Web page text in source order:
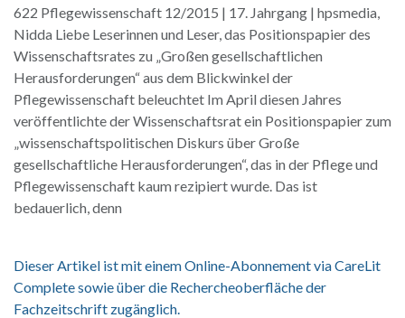
622 Pflegewissenschaft 12/2015 | 17. Jahrgang | hpsmedia,
Nidda Liebe Leserinnen und Leser, das Positionspapier des
Wissenschaftsrates zu „Großen gesellschaftlichen
Herausforderungen“ aus dem Blickwinkel der
Pflegewissenschaft beleuchtet Im April diesen Jahres
veröffentlichte der Wissenschaftsrat ein Positionspapier zum
„wissenschaftspolitischen Diskurs über Große
gesellschaftliche Herausforderungen“, das in der Pflege und
Pflegewissenschaft kaum rezipiert wurde. Das ist
bedauerlich, denn
Dieser Artikel ist mit einem Online-Abonnement via CareLit
Complete sowie über die Rechercheoberfläche der
Fachzeitschrift zugänglich.